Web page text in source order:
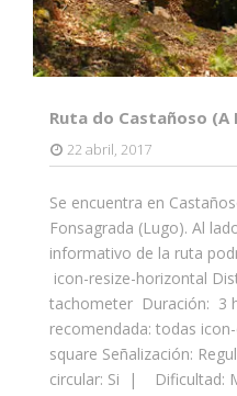
Ruta do Castañoso (A
22 abril, 2017
Se encuentra en
Fonsagrada (Lugo). Al
informativo de la ruta
icon-resize-horizontal
tachometer Duración: 3
recomendada: todas
square Señalización:
circular: Si | Dificultad: